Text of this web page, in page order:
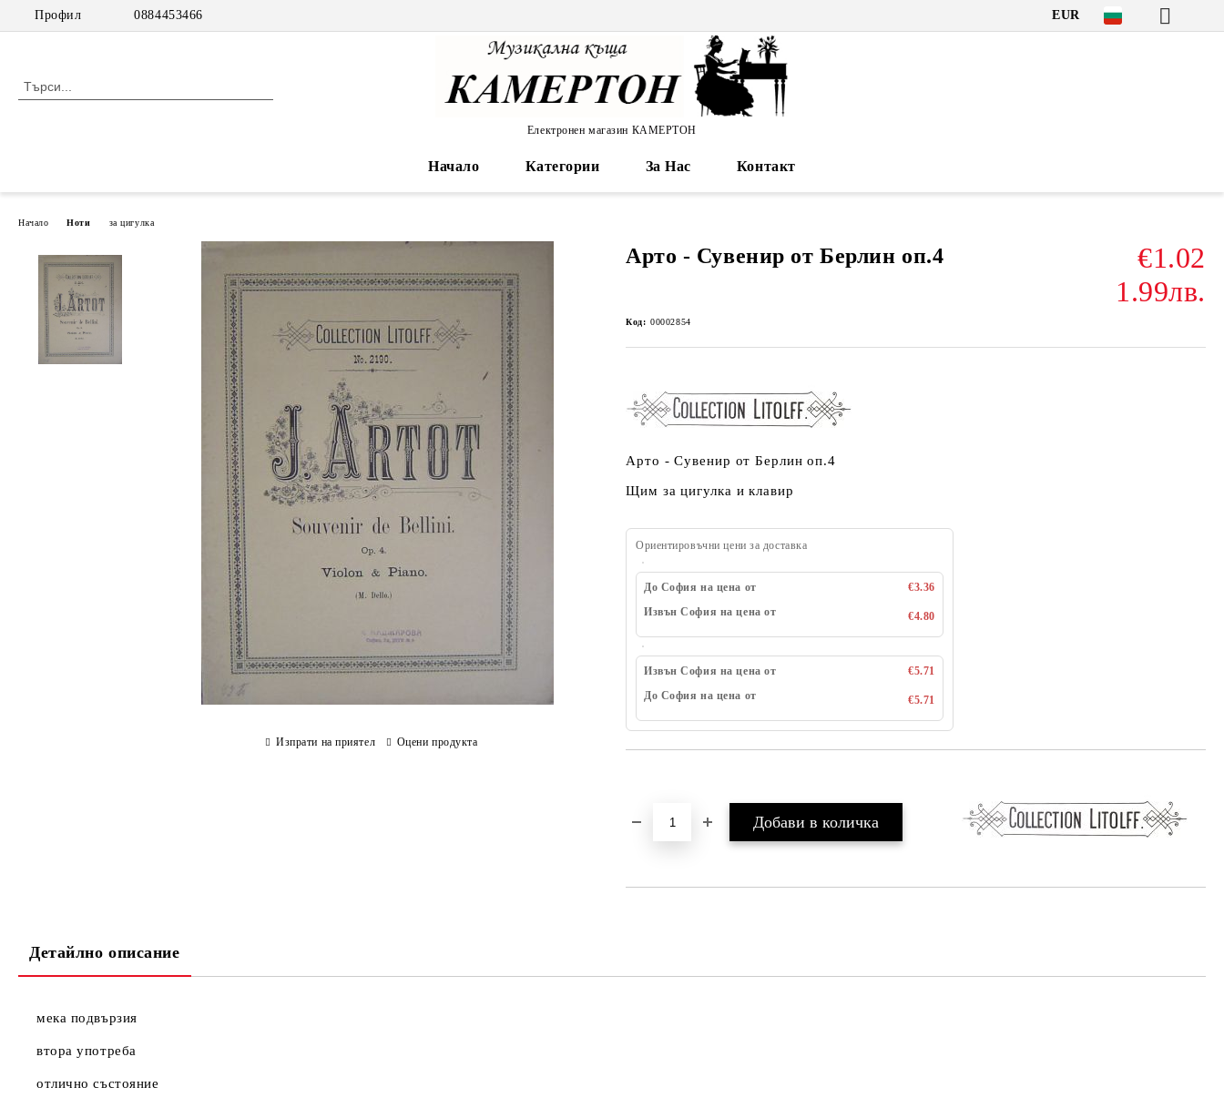
Профил 0884453466 EUR
Електронен магазин КАМЕРТОН
Начало Категории За Нас Контакт
Начало Ноти за цигулка
Арто - Сувенир от Берлин оп.4
€1.02
1.99лв.
Код: 00002854
Арто - Сувенир от Берлин оп.4
Щим за цигулка и клавир
Ориентировъчни цени за доставка
До София на цена от
€3.36
Извън София на цена от
€4.80
Извън София на цена от
€5.71
До София на цена от
€5.71
Изпрати на приятел Оцени продукта
Детайлно описание
мека подвързия
втора употреба
отлично състояние